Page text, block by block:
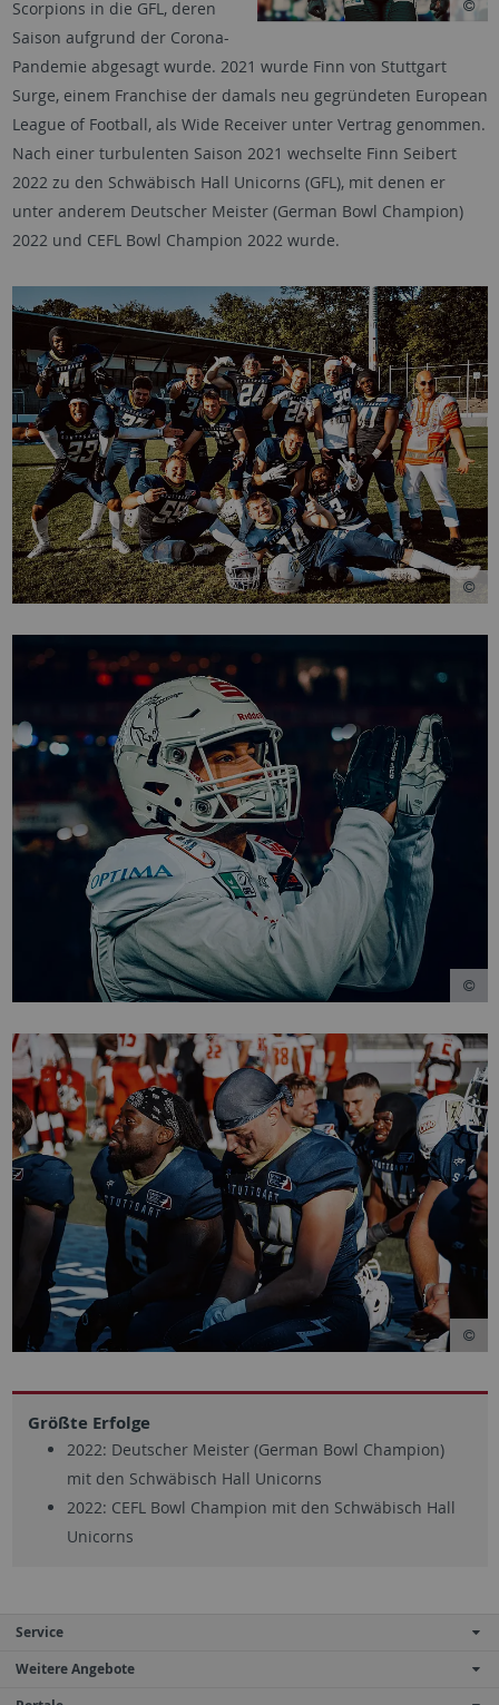
Scorpions in die GFL, deren
Saison aufgrund der Corona-
Pandemie abgesagt wurde. 2021 wurde Finn von Stuttgart
Surge, einem Franchise der damals neu gegründeten European
League of Football, als Wide Receiver unter Vertrag genommen.
Nach einer turbulenten Saison 2021 wechselte Finn Seibert
2022 zu den Schwäbisch Hall Unicorns (GFL), mit denen er
unter anderem Deutscher Meister (German Bowl Champion)
2022 und CEFL Bowl Champion 2022 wurde.
Größte Erfolge
2022: Deutscher Meister (German Bowl Champion)
mit den Schwäbisch Hall Unicorns
2022: CEFL Bowl Champion mit den Schwäbisch Hall
Unicorns
Service
Weitere Angebote